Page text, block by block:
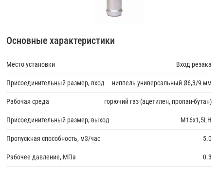
Основные характеристики
Место установки Вход резака
Присоединительный размер, вход ниппель универсальный Ø6,3/9 мм
Рабочая среда горючий газ (ацетилен, пропан-бутан)
Присоединительный размер, выход М16х1,5LH
Пропускная способность, м3/час 5.0
Рабочее давление, МПа 0.3